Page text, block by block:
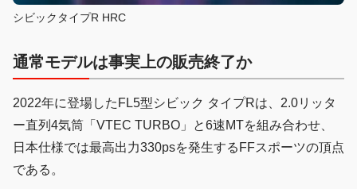
シビックタイプR HRC
通常モデルは事実上の販売終了か
2022年に登場したFL5型シビック タイプRは、2.0リッタ
ー直列4気筒「VTEC TURBO」と6速MTを組み合わせ、
日本仕様では最高出力330psを発生するFFスポーツの頂点
である。